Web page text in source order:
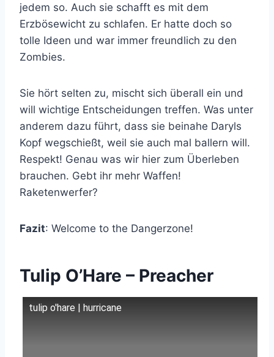
jedem so. Auch sie schafft es mit dem
Erzbösewicht zu schlafen. Er hatte doch so
tolle Ideen und war immer freundlich zu den
Zombies.
Sie hört selten zu, mischt sich überall ein und
will wichtige Entscheidungen treffen. Was unter
anderem dazu führt, dass sie beinahe Daryls
Kopf wegschießt, weil sie auch mal ballern will.
Respekt! Genau was wir hier zum Überleben
brauchen. Gebt ihr mehr Waffen!
Raketenwerfer?
Fazit: Welcome to the Dangerzone!
Tulip O’Hare – Preacher
tulip o'hare | hurricane